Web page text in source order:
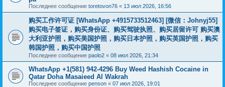
Последнее сообщение toretovon76 « 13 июл 2026, 16:56
购买工作许可证 [WhatsApp +4915733512463] [微信：Johnyj55]
购买电子签证，购买身份证、购买驾驶执照、购买居留许可 购买澳
大利亚护照，购买美国护照，购买日本护照，购买英国护照，购买
韩国护照，购买中国护照
Последнее сообщение paolo2 « 08 июл 2026, 21:34
WhatsApp +1(581) 942-4296 Buy Weed Hashish Cocaine in
Qatar Doha Masaieed Al Wakrah
Последнее сообщение penson « 07 июл 2026, 19:01